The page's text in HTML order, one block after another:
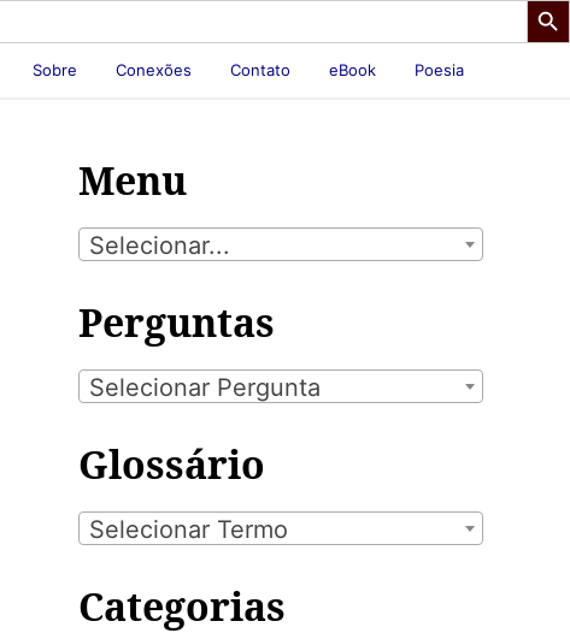
Sobre Conexões Contato eBook Poesia
Menu
Selecionar...
Perguntas
Selecionar Pergunta
Glossário
Selecionar Termo
Categorias